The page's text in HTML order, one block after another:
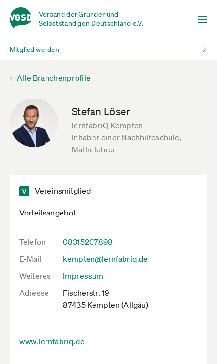
Verband der Gründer und
Selbstständigen Deutschland e.V.
Mitglied werden
Alle Branchenprofile
Stefan Löser
lernfabriQ Kempten
Inhaber einer Nachhilfeschule,
Mathelehrer
Vereinsmitglied
Vorteilsangebot
Telefon
08315207898
E-Mail
kempten@lernfabriq.de
Weiteres
Impressum
Adresse
Fischerstr. 19
87435 Kempten (Allgäu)
www.lernfabriq.de